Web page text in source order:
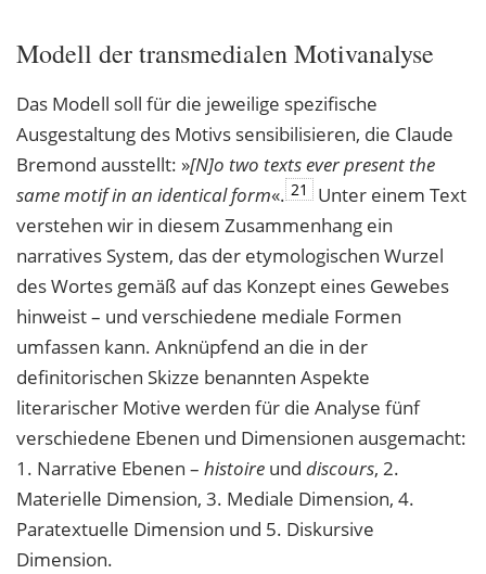
Modell der transmedialen Motivanalyse
Das Modell soll für die jeweilige spezifische
Ausgestaltung des Motivs sensibilisieren, die Claude
Bremond ausstellt: »[N]o two texts ever present the
same motif in an identicalform«. 21
Unter einem Text
verstehen wir in diesem Zusammenhang ein
narratives System, das der etymologischen Wurzel
des Wortes gemäß auf das Konzept eines Gewebes
hinweist – und verschiedene mediale Formen
umfassen kann. Anknüpfend an die in der
definitorischen Skizze benannten Aspekte
literarischer Motive werden für die Analyse fünf
verschiedene Ebenen und Dimensionen ausgemacht:
1. Narrative Ebenen – histoire und discours, 2.
Materielle Dimension, 3. Mediale Dimension, 4.
Paratextuelle Dimension und 5. Diskursive
Dimension.